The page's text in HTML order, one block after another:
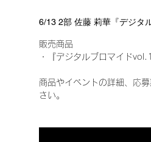
6/13 2部 佐藤 莉華『デジタ
販売商品
・『デジタルブロマイド
商品やイベントの詳細、応
さい。